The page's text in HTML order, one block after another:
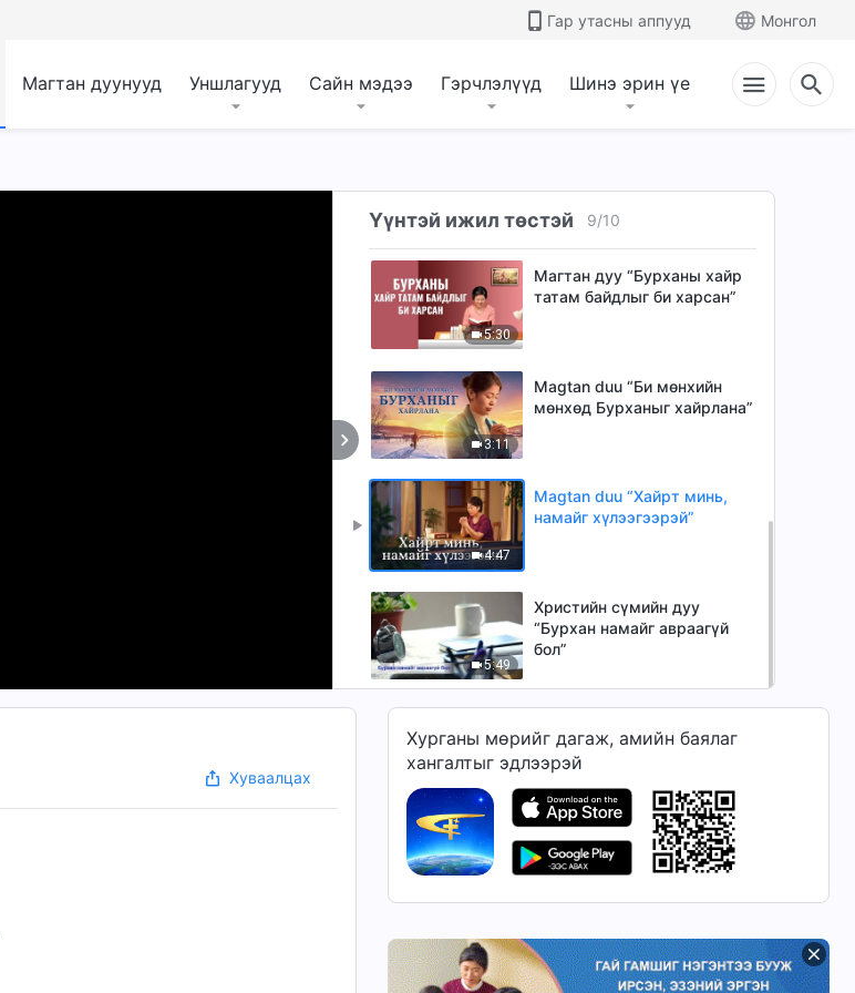
Гар утасны аппууд Монгол
Магтан дуунууд Уншлагууд Сайн мэдээ Гэрчлэлүүд Шинэ эрин үе
Үүнтэй ижил төстэй 9/10
“Хэрэв Бурхан намайг
авраагүй бол”
4:50
хэний төлөө амьдрах
хэрэгтэй вэ?”
5:30
Магтан дуу “Бурханы хайр
татам байдлыг би харсан”
3:11
Magtan duu “Би мөнхийн
мөнхөд Бурханыг хайрлана”
4:47
Magtan duu “Хайрт минь,
намайг хүлээгээрэй”
5:49
Христийн сүмийн дуу
“Бурхан намайг авраагүй
бол”
Хуваалцах
Хурганы мөрийг дагаж, амийн баялаг
хангалтыг эдлээрэй